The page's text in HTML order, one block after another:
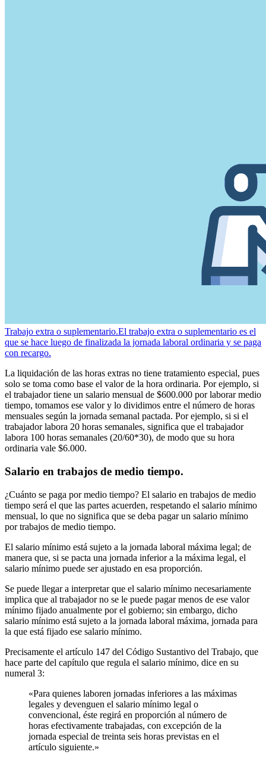
Trabajo extra o suplementario.El trabajo extra o suplementario es el
que se hace luego de finalizada la jornada laboral ordinaria y se paga
con recargo.
La liquidación de las horas extras no tiene tratamiento especial, pues
solo se toma como base el valor de la hora ordinaria. Por ejemplo, si
el trabajador tiene un salario mensual de $600.000 por laborar medio
tiempo, tomamos ese valor y lo dividimos entre el número de horas
mensuales según la jornada semanal pactada. Por ejemplo, si si el
trabajador labora 20 horas semanales, significa que el trabajador
labora 100 horas semanales (20/60*30), de modo que su hora
ordinaria vale $6.000.
Salario en trabajos de medio tiempo.
¿Cuánto se paga por medio tiempo? El salario en trabajos de medio
tiempo será el que las partes acuerden, respetando el salario mínimo
mensual, lo que no significa que se deba pagar un salario mínimo
por trabajos de medio tiempo.
El salario mínimo está sujeto a la jornada laboral máxima legal; de
manera que, si se pacta una jornada inferior a la máxima legal, el
salario mínimo puede ser ajustado en esa proporción.
Se puede llegar a interpretar que el salario mínimo necesariamente
implica que al trabajador no se le puede pagar menos de ese valor
mínimo fijado anualmente por el gobierno; sin embargo, dicho
salario mínimo está sujeto a la jornada laboral máxima, jornada para
la que está fijado ese salario mínimo.
Precisamente el artículo 147 del Código Sustantivo del Trabajo, que
hace parte del capítulo que regula el salario mínimo, dice en su
numeral 3:
«Para quienes laboren jornadas inferiores a las máximas
legales y devenguen el salario mínimo legal o
convencional, éste regirá en proporción al número de
horas efectivamente trabajadas, con excepción de la
jornada especial de treinta seis horas previstas en el
artículo siguiente.»